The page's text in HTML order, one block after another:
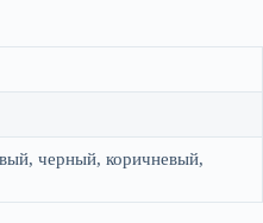
черный, коричневый,